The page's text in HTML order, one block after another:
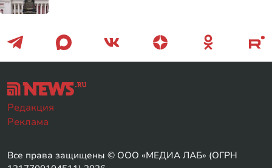
Редакция
Реклама
Все права защищены © ООО «МЕДИА ЛАБ» (ОГРН